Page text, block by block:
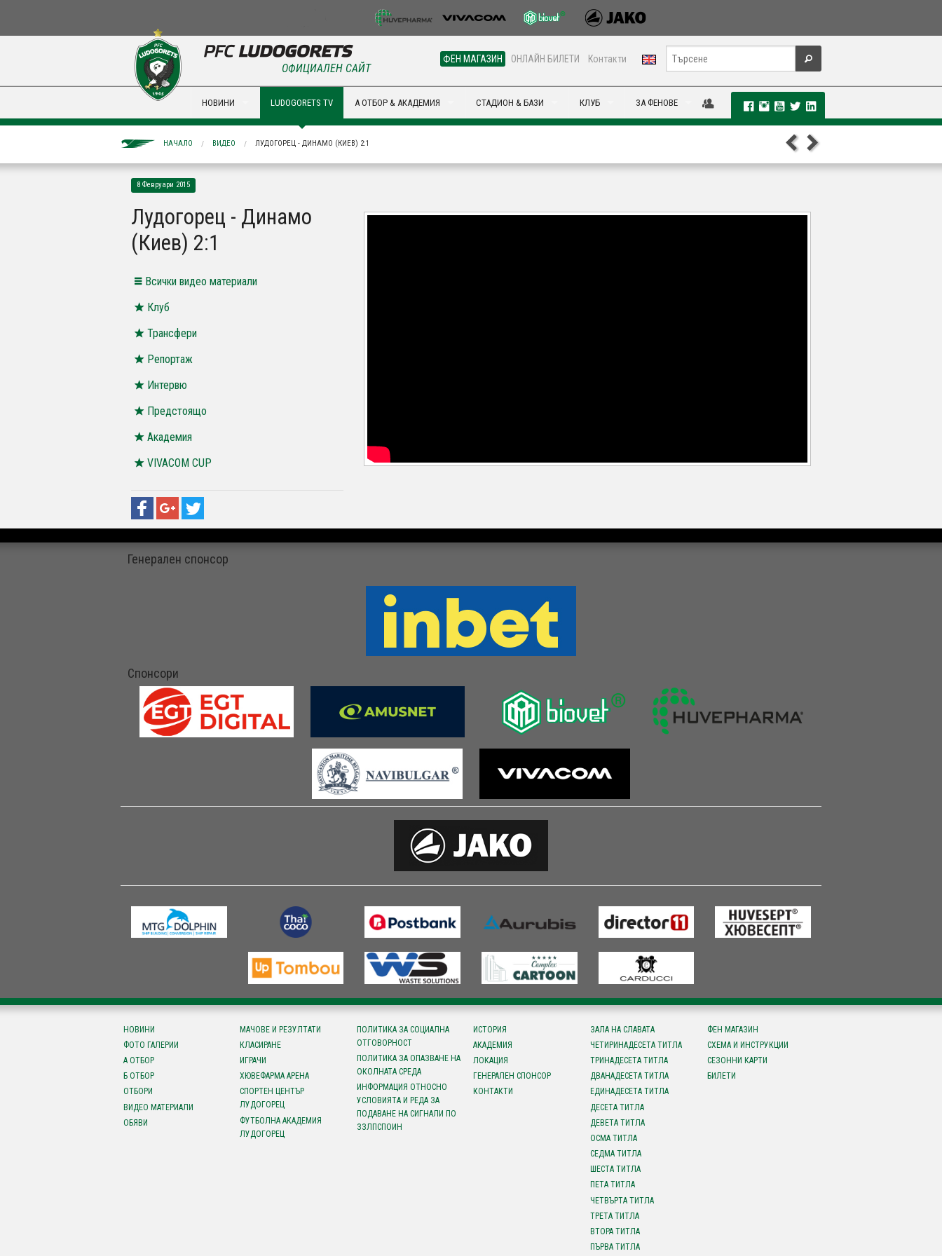
ФЕН МАГАЗИН ОНЛАЙН БИЛЕТИ Контакти
ОФИЦИАЛЕН САЙТ
НОВИНИ LUDOGORETS TV А ОТБОР & АКАДЕМИЯ СТАДИОН & БАЗИ КЛУБ ЗА ФЕНОВЕ
НАЧАЛО ВИДЕО ЛУДОГОРЕЦ - ДИНАМО (КИЕВ) 2:1
8 Февруари 2015
Лудогорец - Динамо
(Киев) 2:1
Всички видео материали
Клуб
Трансфери
Репортаж
Интервю
Предстоящо
Академия
VIVACOM CUP
Генерален спонсор
Спонсори
НОВИНИ
ФОТО ГАЛЕРИИ
А ОТБОР
Б ОТБОР
ОТБОРИ
ВИДЕО МАТЕРИАЛИ
ОБЯВИ
МАЧОВЕ И РЕЗУЛТАТИ
КЛАСИРАНЕ
ИГРАЧИ
ХЮВЕФАРМА АРЕНА
СПОРТЕН ЦЕНТЪР
ЛУДОГОРЕЦ
ФУТБОЛНА АКАДЕМИЯ
ЛУДОГОРЕЦ
ПОЛИТИКА ЗА СОЦИАЛНА
ОТГОВОРНОСТ
ПОЛИТИКА ЗА ОПАЗВАНЕ НА
ОКОЛНАТА СРЕДА
ИНФОРМАЦИЯ ОТНОСНО
УСЛОВИЯТА И РЕДА ЗА
ПОДАВАНЕ НА СИГНАЛИ ПО
ЗЗЛПСПОИН
ИСТОРИЯ
АКАДЕМИЯ
ЛОКАЦИЯ
ГЕНЕРАЛЕН СПОНСОР
КОНТАКТИ
ЗАЛА НА СЛАВАТА
ЧЕТИРИНАДЕСЕТА ТИТЛА
ТРИНАДЕСЕТА ТИТЛА
ДВАНАДЕСЕТА ТИТЛА
ЕДИНАДЕСЕТА ТИТЛА
ДЕСЕТА ТИТЛА
ДЕВЕТА ТИТЛА
ОСМА ТИТЛА
СЕДМА ТИТЛА
ШЕСТА ТИТЛА
ПЕТА ТИТЛА
ЧЕТВЪРТА ТИТЛА
ТРЕТА ТИТЛА
ВТОРА ТИТЛА
ПЪРВА ТИТЛА
ФЕН МАГАЗИН
СХЕМА И ИНСТРУКЦИИ
СЕЗОННИ КАРТИ
БИЛЕТИ